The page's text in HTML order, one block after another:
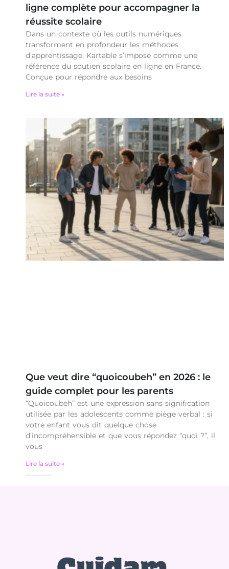
ligne complète pour accompagner la
réussite scolaire
Dans un contexte où les outils numériques
transforment en profondeur les méthodes
d’apprentissage, Kartable s’impose comme une
référence du soutien scolaire en ligne en France.
Conçue pour répondre aux besoins
Lire la suite »
Que veut dire “quoicoubeh” en 2026 : le
guide complet pour les parents
“Quoicoubeh” est une expression sans signification
utilisée par les adolescents comme piège verbal : si
votre enfant vous dit quelque chose
d’incompréhensible et que vous répondez “quoi ?”, il
vous
Lire la suite »